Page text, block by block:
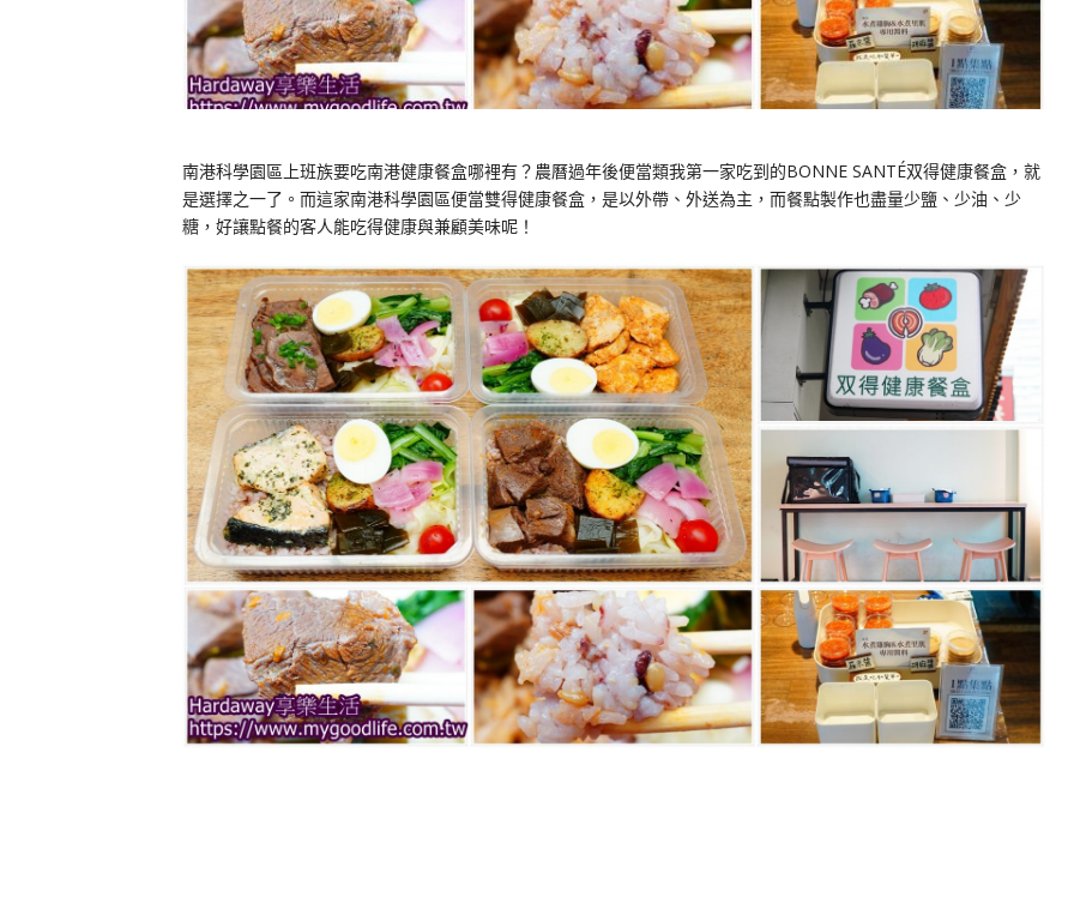
南港科學園區上班族要吃南港健康餐盒哪裡有？農曆過年後便當類我第一家吃到的BONNE SANTÉ双得健康餐盒，就
是選擇之一了。而這家南港科學園區便當雙得健康餐盒，是以外帶、外送為主，而餐點製作也盡量少鹽、少油、少
糖，好讓點餐的客人能吃得健康與兼顧美味呢！